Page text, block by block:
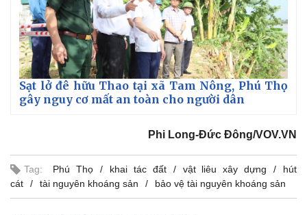
Sạt lở đê hữu Thao tại xã Tam Nông, Phú Thọ
gây nguy cơ mất an toàn cho người dân
Phi Long-Đức Đông/VOV.VN
Tag: Phú Thọ khai tác đất vật liêu xây dựng
hút
cát
tài nguyên khoáng sản bảo vệ tài nguyên khoáng sản